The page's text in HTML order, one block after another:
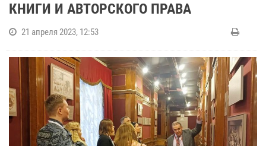
КНИГИ И АВТОРСКОГО ПРАВА
21 апреля 2023, 12:53